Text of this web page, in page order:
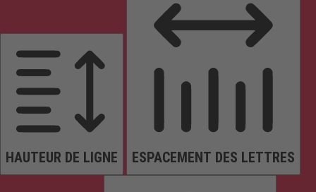
HAUTEUR DE LIGNE ESPACEMENT DES LETTRES